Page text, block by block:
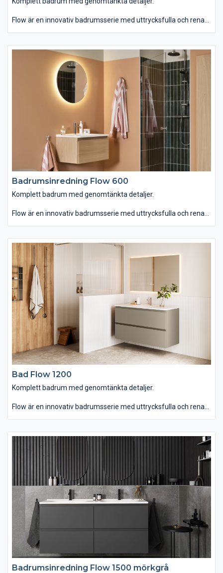
Flow är en innovativ badrumsserie med uttrycksfulla och rena
ett lite annorlunda uttryck kan du istället välja det
seminedfällda tvättstället Zone i oval eller rund form. Till det
kommer alla förvaringslösningar du kan önska. Passar dig som
vill ha ett komplett badrum med omsorgsfullt genomtänkta
Badrumsinredning Flow 600
Komplett badrum med genomtänkta detaljer.
Flow är en innovativ badrumsserie med uttrycksfulla och rena
ett lite annorlunda uttryck kan du istället välja det
seminedfällda tvättstället Zone i oval eller rund form. Till det
kommer alla förvaringslösningar du kan önska. Passar dig som
vill ha ett komplett badrum med omsorgsfullt genomtänkta
detaljer.
Bad Flow 1200
Komplett badrum med genomtänkta detaljer.
Flow är en innovativ badrumsserie med uttrycksfulla och rena
ett lite annorlunda uttryck kan du istället välja det
seminedfällda tvättstället Zone i oval eller rund form. Till det
kommer alla förvaringslösningar du kan önska. Passar dig som
vill ha ett komplett badrum med omsorgsfullt genomtänkta
Badrumsinredning Flow 1500 mörkgrå